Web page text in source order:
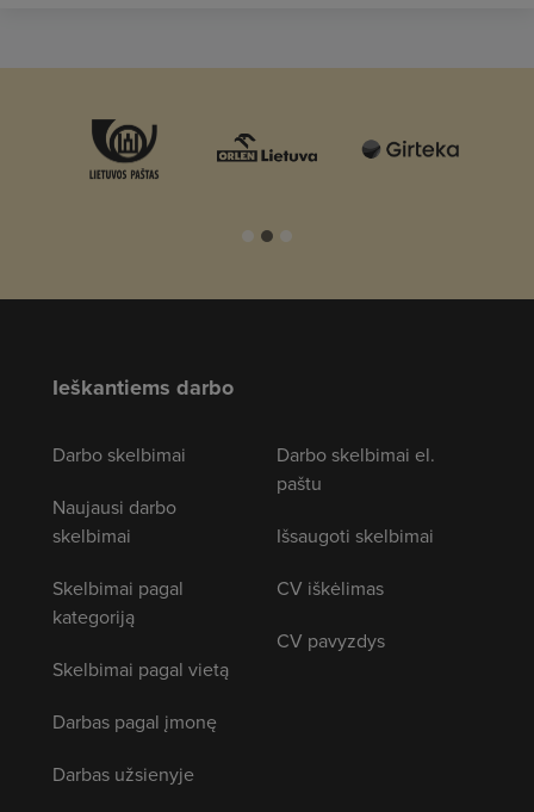
Ieškantiems darbo
Darbo skelbimai
Naujausi darbo
skelbimai
Skelbimai pagal
kategoriją
Skelbimai pagal vietą
Darbas pagal įmonę
Darbas užsienyje
Darbo skelbimai el.
paštu
Išsaugoti skelbimai
CV iškėlimas
CV pavyzdys